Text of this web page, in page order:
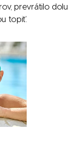
prevrátilo dolu
topiť.